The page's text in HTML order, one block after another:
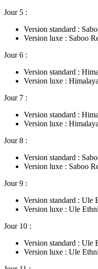
Jour 5 :
Version standard :
Version luxe : Saboo
Jour 6 :
Version standard :
Version luxe :
Jour 7 :
Version standard :
Version luxe :
Jour 8 :
Version standard :
Version luxe : Saboo
Jour 9 :
Version standard : Ule
Version luxe : Ule
Jour 10 :
Version standard : Ule
Version luxe : Ule